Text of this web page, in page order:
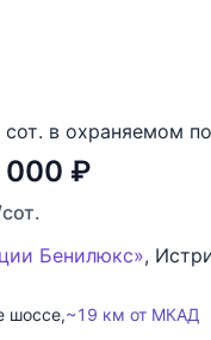
в охраняемом
000 ₽
Бенилюкс»,
шоссе,~19 км от МКАД